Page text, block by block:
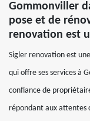
Gommonviller
pose et de
renovation est
Sigler renovation est
qui offre ses services à
confiance de
répondant aux attentes